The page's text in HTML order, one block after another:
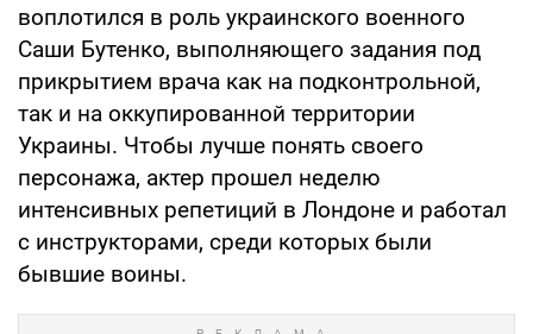
воплотился в роль украинского военного
Саши Бутенко, выполняющего задания под
прикрытием врача как на подконтрольной,
так и на оккупированной территории
Украины. Чтобы лучше понять своего
персонажа, актер прошел неделю
интенсивных репетиций в Лондоне и работал
с инструкторами, среди которых были
бывшие воины.